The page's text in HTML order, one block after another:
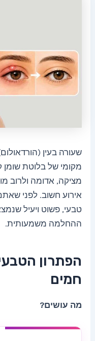
שעורה בעין
מקומי של בלוטת
מציקה, אדומה ולרוב
אירוע חשוב. לפני
טבעי, פשוט ויעיל
ההחלמה משמעותית.
הפתרון
חמים
מה עושים?